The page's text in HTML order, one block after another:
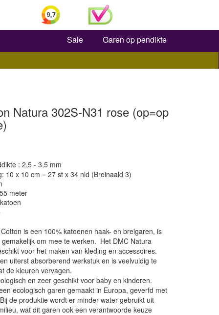
Zoeken
Sale Garen op pendikte
Natura 302S-N31 rose (op=op
: 2,5 - 3,5 mm
10 x 10 cm = 27 st x 34 nld (Breinaald 3)
meter
is een 100% katoenen haak- en breigaren, is
om mee te werken. Het DMC Natura
voor het maken van kleding en accessoires.
uiterst absorberend werkstuk en is veelvuldig te
de kleuren vervagen.
en zeer geschikt voor baby en kinderen.
ecologisch garen gemaakt in Europa, geverfd met
de produktie wordt er minder water gebruikt uit
wat dit garen ook een verantwoorde keuze